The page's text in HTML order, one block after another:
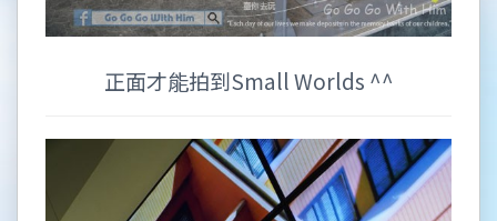
正面才能拍到Small Worlds ^^